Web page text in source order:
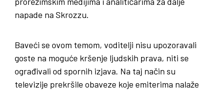
napade na Skrozzu.
Baveći se ovom temom, voditelji nisu upozoravali
goste na moguće kršenje ljudskih prava, niti se
ograđivali od spornih izjava. Na taj način su
televizije prekršile obaveze koje emiterima nalaže